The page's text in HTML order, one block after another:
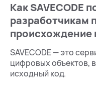
Как SAVECODE
разработчикам
происхождение
SAVECODE — это
цифровых объектов,
исходный код.